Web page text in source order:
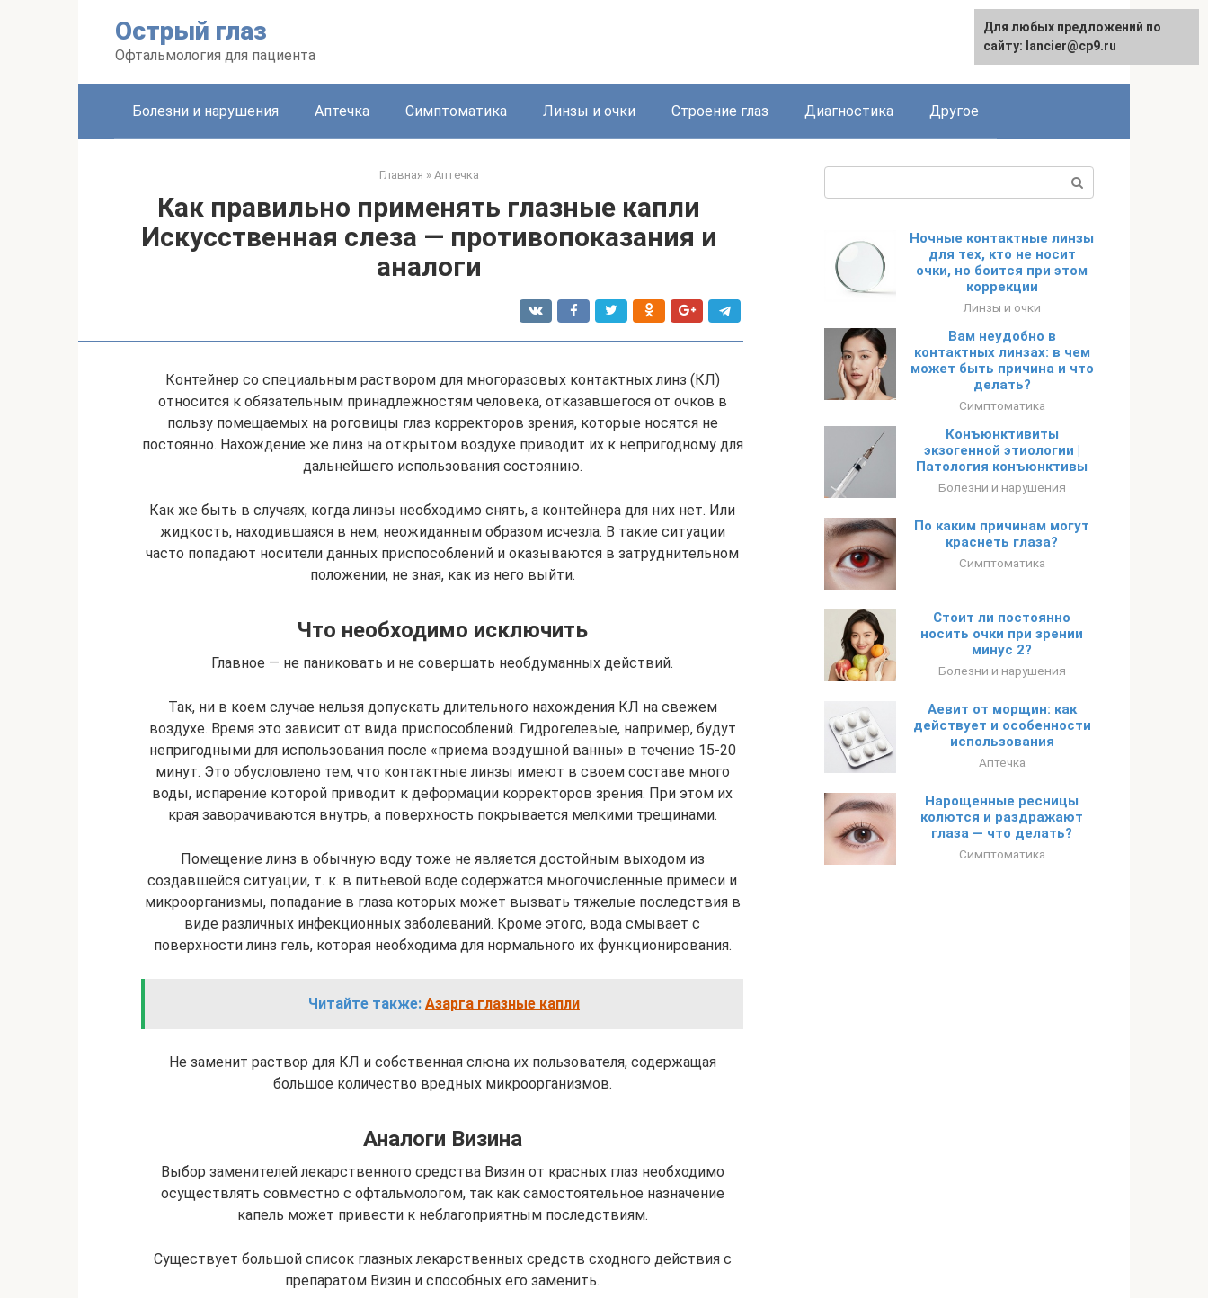
Острый глаз
Офтальмология для пациента
Болезни и нарушения Аптечка Симптоматика Линзы и очки Строение глаз Диагностика Другое
Главная » Аптечка
Как правильно применять глазные капли
Искусственная слеза — противопоказания и
аналоги
Контейнер со специальным раствором для многоразовых контактных линз (КЛ)
относится к обязательным принадлежностям человека, отказавшегося от очков в
пользу помещаемых на роговицы глаз корректоров зрения, которые носятся не
постоянно. Нахождение же линз на открытом воздухе приводит их к непригодному для
дальнейшего использования состоянию.
Как же быть в случаях, когда линзы необходимо снять, а контейнера для них нет. Или
жидкость, находившаяся в нем, неожиданным образом исчезла. В такие ситуации
часто попадают носители данных приспособлений и оказываются в затруднительном
положении, не зная, как из него выйти.
Что необходимо исключить
Главное — не паниковать и не совершать необдуманных действий.
Так, ни в коем случае нельзя допускать длительного нахождения КЛ на свежем
воздухе. Время это зависит от вида приспособлений. Гидрогелевые, например, будут
непригодными для использования после «приема воздушной ванны» в течение 15-20
минут. Это обусловлено тем, что контактные линзы имеют в своем составе много
воды, испарение которой приводит к деформации корректоров зрения. При этом их
края заворачиваются внутрь, а поверхность покрывается мелкими трещинами.
Помещение линз в обычную воду тоже не является достойным выходом из
создавшейся ситуации, т. к. в питьевой воде содержатся многочисленные примеси и
микроорганизмы, попадание в глаза которых может вызвать тяжелые последствия в
виде различных инфекционных заболеваний. Кроме этого, вода смывает с
поверхности линз гель, которая необходима для нормального их функционирования.
Читайте также: Азарга глазные капли
Не заменит раствор для КЛ и собственная слюна их пользователя, содержащая
большое количество вредных микроорганизмов.
Аналоги Визина
Выбор заменителей лекарственного средства Визин от красных глаз необходимо
осуществлять совместно с офтальмологом, так как самостоятельное назначение
капель может привести к неблагоприятным последствиям.
Существует большой список глазных лекарственных средств сходного действия с
препаратом Визин и способных его заменить.
Ночные контактные линзы
для тех, кто не носит
очки, но боится при этом
коррекции
Линзы и очки
Вам неудобно в
контактных линзах: в чем
может быть причина и что
делать?
Симптоматика
Конъюнктивиты
экзогенной этиологии |
Патология конъюнктивы
Болезни и нарушения
По каким причинам могут
краснеть глаза?
Симптоматика
Стоит ли постоянно
носить очки при зрении
минус 2?
Болезни и нарушения
Аевит от морщин: как
действует и особенности
использования
Аптечка
Нарощенные ресницы
колются и раздражают
глаза — что делать?
Симптоматика
Для любых предложений по
сайту: lancier@cp9.ru